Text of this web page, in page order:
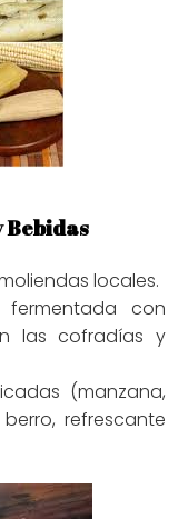
Bebidas
locales.
con
las cofradías y
(manzana,
refrescante